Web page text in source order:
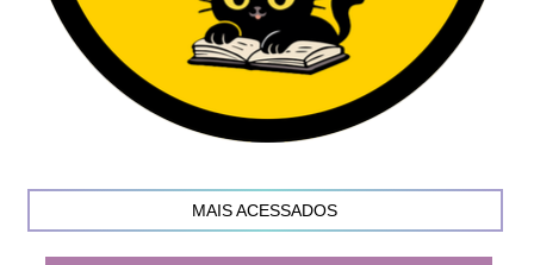
MAIS ACESSADOS